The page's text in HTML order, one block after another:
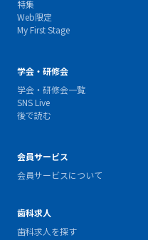
特集
Web限定
My First Stage
学会・研修会
学会・研修会一覧
SNS Live
後で読む
会員サービス
会員サービスについて
歯科求人
歯科求人を探す